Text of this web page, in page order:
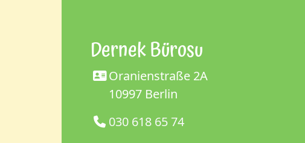
Dernek Bürosu
Oranienstraße 2A
10997 Berlin
030 618 65 74